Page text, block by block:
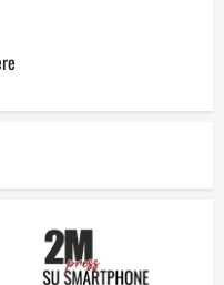
il Mondiale 2026